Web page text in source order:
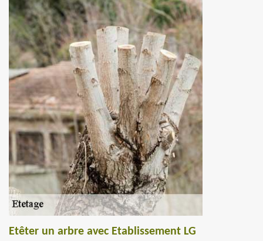
Etêter un arbre avec Etablissement LG